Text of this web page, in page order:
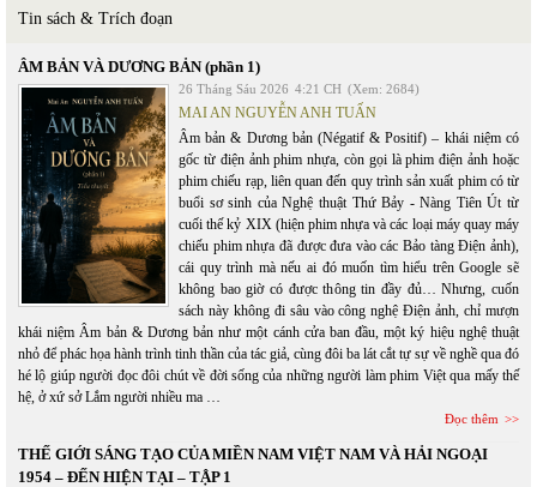
Tin sách & Trích đoạn
ÂM BẢN VÀ DƯƠNG BẢN (phần 1)
26 Tháng Sáu 2026 4:21 CH (Xem: 2684)
MAI AN NGUYỄN ANH TUẤN
Âm bản & Dương bản (Négatif & Positif) – khái niệm có
gốc từ điện ảnh phim nhựa, còn gọi là phim điện ảnh hoặc
phim chiếu rạp, liên quan đến quy trình sản xuất phim có từ
buổi sơ sinh của Nghệ thuật Thứ Bảy - Nàng Tiên Út từ
cuối thế kỷ XIX (hiện phim nhựa và các loại máy quay máy
chiếu phim nhựa đã được đưa vào các Bảo tàng Điện ảnh),
cái quy trình mà nếu ai đó muốn tìm hiểu trên Google sẽ
không bao giờ có được thông tin đầy đủ… Nhưng, cuốn
sách này không đi sâu vào công nghệ Điện ảnh, chỉ mượn
khái niệm Âm bản & Dương bản như một cánh cửa ban đầu, một ký hiệu nghệ thuật
nhỏ để phác họa hành trình tinh thần của tác giả, cùng đôi ba lát cắt tự sự về nghề qua đó
hé lộ giúp người đọc đôi chút về đời sống của những người làm phim Việt qua mấy thế
hệ, ở xứ sở Lắm người nhiều ma …
Đọc thêm
THẾ GIỚI SÁNG TẠO CỦA MIỀN NAM VIỆT NAM VÀ HẢI NGOẠI
1954 – ĐẾN HIỆN TẠI – TẬP 1